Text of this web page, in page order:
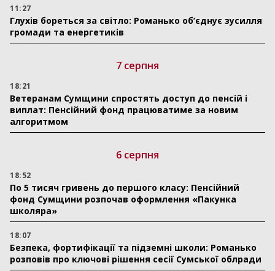
11:27
Глухів бореться за світло: Романько об’єднує зусилля
громади та енергетиків
7 серпня
18:21
Ветеранам Сумщини спростять доступ до пенсій і
виплат: Пенсійний фонд працюватиме за новим
алгоритмом
6 серпня
18:52
По 5 тисяч гривень до першого класу: Пенсійний
фонд Сумщини розпочав оформлення «Пакунка
школяра»
18:07
Безпека, фортифікації та підземні школи: Романько
розповів про ключові рішення сесії Сумської облради